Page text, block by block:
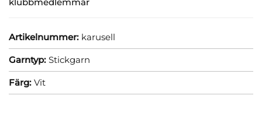
Artikelnummer: karusell
Garntyp: Stickgarn
Färg: Vit